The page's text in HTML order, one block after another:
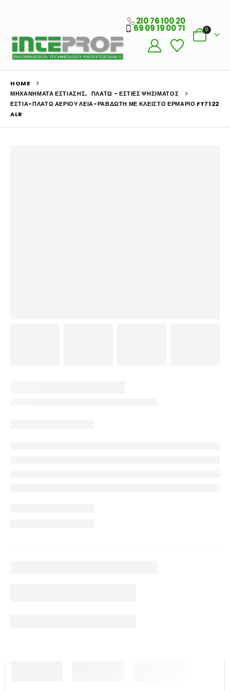
210 76 100 20
69 09 19 00 71 0
HOME
ΜΗΧΑΝΉΜΑΤΑ ΕΣΤΊΑΣΗΣ, ΠΛΑΤΏ - ΕΣΤΊΕΣ ΨΗΣΊΜΑΤΟΣ
ΕΣΤΊΑ-ΠΛΑΤΏ ΑΕΡΊΟΥ ΛΕΊΑ-ΡΑΒΔΩΤΉ ΜΕ ΚΛΕΙΣΤΌ ΕΡΜΆΡΙΟ FT7122
ALR